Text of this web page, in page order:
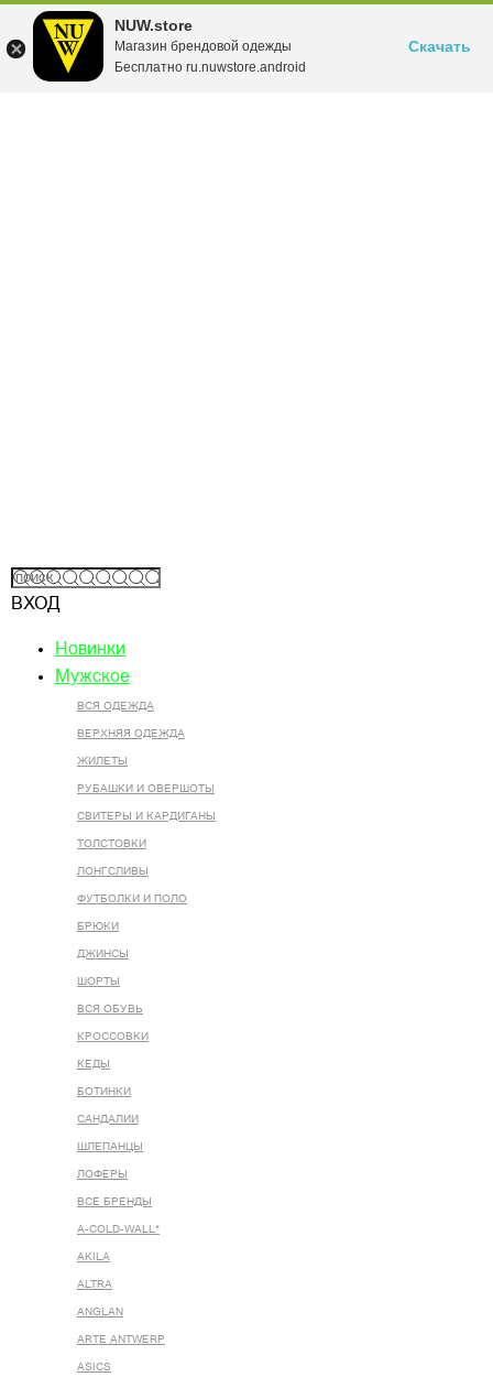
NUW.store
Магазин брендовой одежды
Бесплатно ru.nuwstore.android
Скачать
ВХОД
Новинки
Мужское
ВСЯ ОДЕЖДА
ВЕРХНЯЯ ОДЕЖДА
ЖИЛЕТЫ
РУБАШКИ И ОВЕРШОТЫ
СВИТЕРЫ И КАРДИГАНЫ
ТОЛСТОВКИ
ЛОНГСЛИВЫ
ФУТБОЛКИ И ПОЛО
БРЮКИ
ДЖИНСЫ
ШОРТЫ
ВСЯ ОБУВЬ
КРОССОВКИ
КЕДЫ
БОТИНКИ
САНДАЛИИ
ШЛЕПАНЦЫ
ЛОФЕРЫ
ВСЕ БРЕНДЫ
A-COLD-WALL*
AKILA
ALTRA
ANGLAN
ARTE ANTWERP
ASICS